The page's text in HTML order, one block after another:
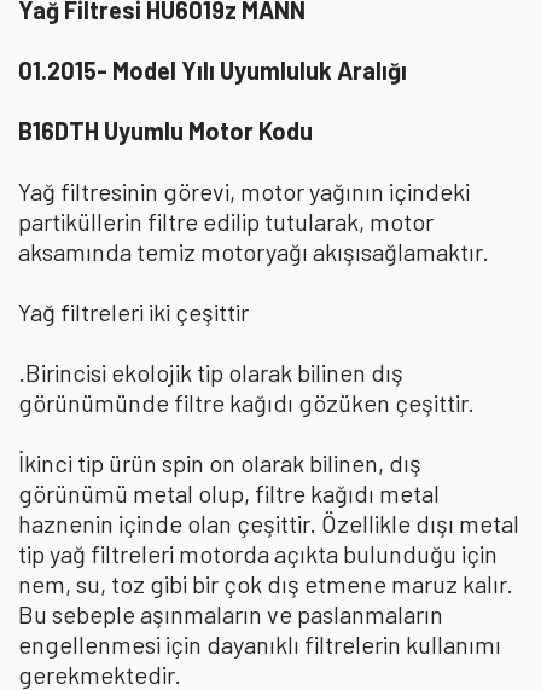
Yağ Filtresi HU6019z MANN
01.2015- Model Yılı Uyumluluk Aralığı
B16DTH Uyumlu Motor Kodu
Yağ filtresinin görevi, motor yağının içindeki
partiküllerin filtre edilip tutularak, motor
aksamında temiz motoryağı akışısağlamaktır.
Yağ filtreleri iki çeşittir
.Birincisi ekolojik tip olarak bilinen dış
görünümünde filtre kağıdı gözüken çeşittir.
İkinci tip ürün spin on olarak bilinen, dış
görünümü metal olup, filtre kağıdı metal
haznenin içinde olan çeşittir. Özellikle dışı metal
tip yağ filtreleri motorda açıkta bulunduğu için
nem, su, toz gibi bir çok dış etmene maruz kalır.
Bu sebeple aşınmaların ve paslanmaların
engellenmesi için dayanıklı filtrelerin kullanımı
gerekmektedir.